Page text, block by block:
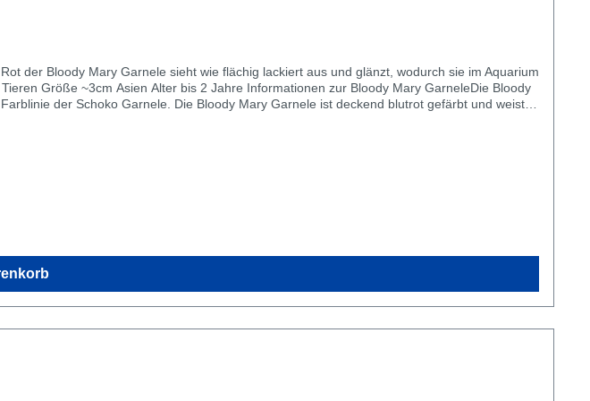
der Bloody Mary Garnele sieht wie flächig lackiert aus und glänzt, wodurch sie im Aquarium
der Schoko Garnele. Die Bloody Mary Garnele ist deckend blutrot gefärbt und weist
Farbformen (Neocaridina) zusammensetzen, solange ihr eine Gruppe von 10
- 7.5Im Regel Fall können Bloody Mary Zwerggarnelen auf Leitungswasser gehalten
ihr euer Aquariumwasser mit unserem Tima Mineralsalz für Neocaridina Garnelen
Aquarium einrichtenErnährung der Bloody Mary ZwerggarneleDie Neocaridina davidi var.
sonst zu einem zu schnellen Wachstum und damit gerne mal zu Häutungsproblemen
Garnelen aus unserer eigenen Zucht. Die Tiere werden in Osmosewasser mit TIMA
der Bloody Mary Zwerggarnelen ist ab 8mm. Beachtet das sie zu dem Zeitpunkt noch